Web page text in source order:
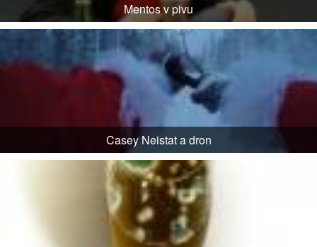
Mentos v pivu
Casey Neistat a dron